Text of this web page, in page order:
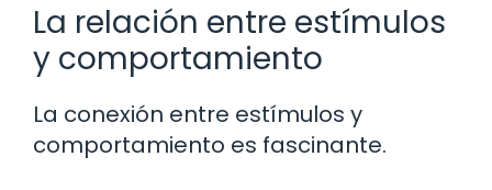
La relación entre estímulos
y comportamiento
La conexión entre estímulos y
comportamiento es fascinante.